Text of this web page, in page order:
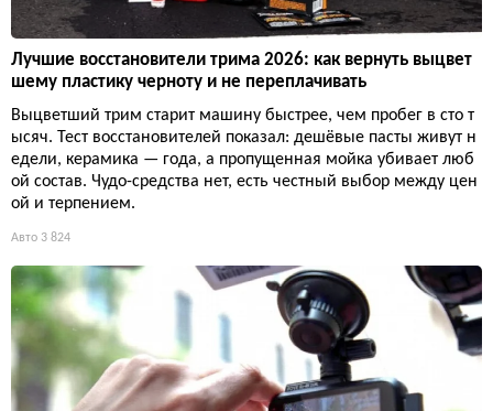
Лучшие восстановители трима 2026: как вернуть выцвет
шему пластику черноту и не переплачивать
Выцветший трим старит машину быстрее, чем пробег в сто т
ысяч. Тест восстановителей показал: дешёвые пасты живут н
едели, керамика — года, а пропущенная мойка убивает люб
ой состав. Чудо-средства нет, есть честный выбор между цен
ой и терпением.
Авто 3 824